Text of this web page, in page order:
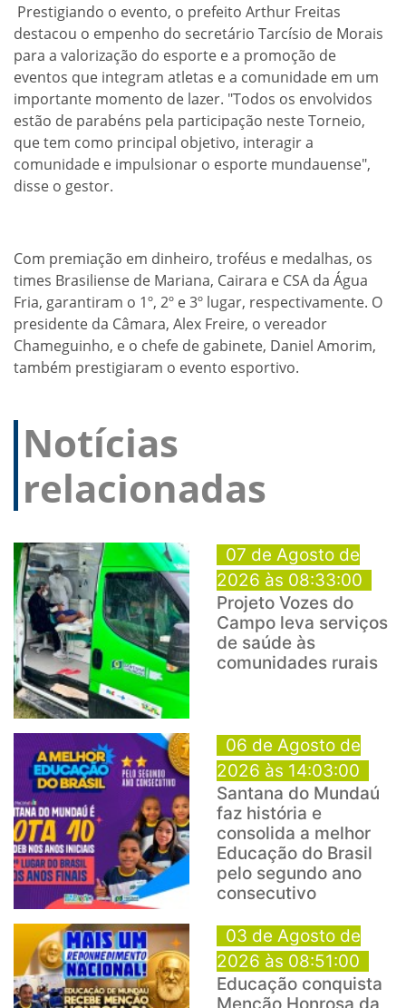
Prestigiando o evento, o prefeito Arthur Freitas
destacou o empenho do secretário Tarcísio de Morais
para a valorização do esporte e a promoção de
eventos que integram atletas e a comunidade em um
importante momento de lazer. "Todos os envolvidos
estão de parabéns pela participação neste Torneio,
que tem como principal objetivo, interagir a
comunidade e impulsionar o esporte mundauense",
disse o gestor.
Com premiação em dinheiro, troféus e medalhas, os
times Brasiliense de Mariana, Cairara e CSA da Água
Fria, garantiram o 1º, 2º e 3º lugar, respectivamente. O
presidente da Câmara, Alex Freire, o vereador
Chameguinho, e o chefe de gabinete, Daniel Amorim,
também prestigiaram o evento esportivo.
Notícias
relacionadas
07 de Agosto de
2026 às 08:33:00
Projeto Vozes do
Campo leva serviços
de saúde às
comunidades rurais
06 de Agosto de
2026 às 14:03:00
Santana do Mundaú
faz história e
consolida a melhor
Educação do Brasil
pelo segundo ano
consecutivo
03 de Agosto de
2026 às 08:51:00
Educação conquista
Menção Honrosa da